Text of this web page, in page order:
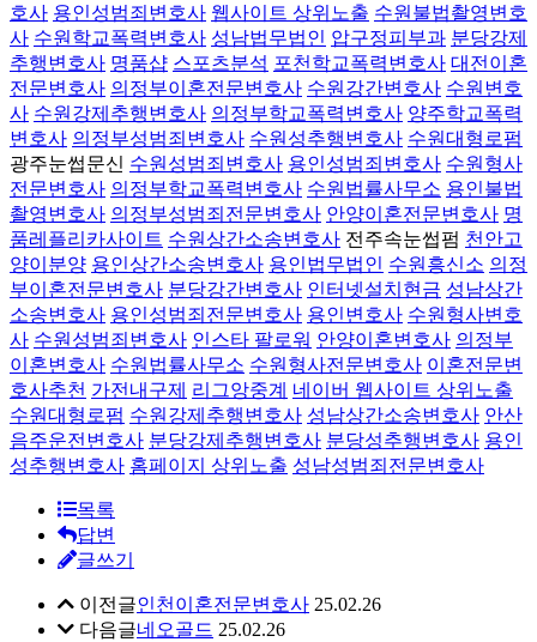
호사 용인성범죄변호사 웹사이트 상위노출 수원불법촬영변호
사 수원학교폭력변호사 성남법무법인 압구정피부과 분당강제
추행변호사 명품샵 스포츠분석 포천학교폭력변호사 대전이혼
전문변호사 의정부이혼전문변호사 수원강간변호사 수원변호
사 수원강제추행변호사 의정부학교폭력변호사 양주학교폭력
변호사 의정부성범죄변호사 수원성추행변호사 수원대형로펌
광주눈썹문신 수원성범죄변호사 용인성범죄변호사 수원형사
전문변호사 의정부학교폭력변호사 수원법률사무소 용인불법
촬영변호사 의정부성범죄전문변호사 안양이혼전문변호사 명
품레플리카사이트 수원상간소송변호사 전주속눈썹펌 천안고
양이분양 용인상간소송변호사 용인법무법인 수원흥신소 의정
부이혼전문변호사 분당강간변호사 인터넷설치현금 성남상간
소송변호사 용인성범죄전문변호사 용인변호사 수원형사변호
사 수원성범죄변호사 인스타 팔로워 안양이혼변호사 의정부
이혼변호사 수원법률사무소 수원형사전문변호사 이혼전문변
호사추천 가전내구제 리그앙중계 네이버 웹사이트 상위노출
수원대형로펌 수원강제추행변호사 성남상간소송변호사 안산
음주운전변호사 분당강제추행변호사 분당성추행변호사 용인
성추행변호사 홈페이지 상위노출 성남성범죄전문변호사
목록
답변
글쓰기
이전글인천이혼전문변호사 25.02.26
다음글네오골드 25.02.26